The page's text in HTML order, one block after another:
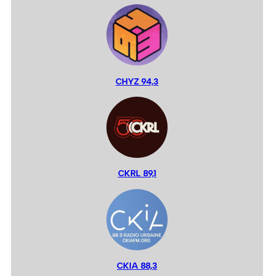
CHYZ 94,3
CKRL 89,1
CKIA 88,3